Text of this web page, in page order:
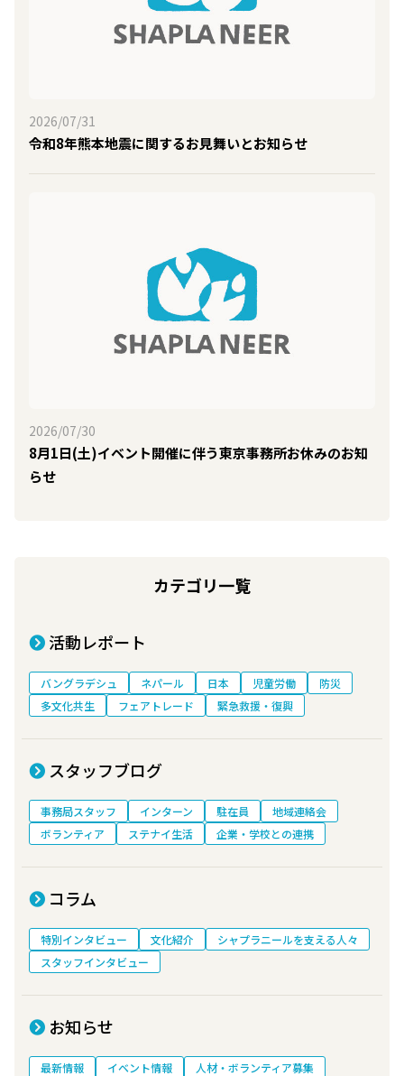
2026/07/31
令和8年熊本地震に関するお見舞いとお知らせ
2026/07/30
8月1日(土)イベント開催に伴う東京事務所お休みのお知
らせ
カテゴリ一覧
活動レポート
バングラデシュ ネパール 日本 児童労働
防災
多文化共生
フェアトレード 緊急救援・復興
スタッフブログ
事務局スタッフ インターン 駐在員
地域連絡会
ボランティア
ステナイ生活 企業・学校との連携
コラム
特別インタビュー 文化紹介
シャプラニールを支える人々
スタッフインタビュー
お知らせ
最新情報 イベント情報 人材・ボランティア募集